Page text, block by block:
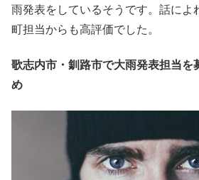
雨発表をしているそうです。話によ
町担当からも高評価でした。
歌志内市・釧路市で大雨発表担当を
め